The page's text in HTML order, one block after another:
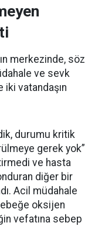
merkezinde, söz
ve sevk
vatandaşın
durumu kritik
gerek yok”
ve hasta
diğer bir
Acil müdahale
oksijen
vefatına sebep